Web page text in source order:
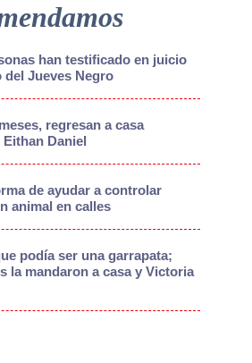
han testificado en juicio
Jueves Negro
regresan a casa
Daniel
de ayudar a controlar
animal en calles
podía ser una garrapata;
la mandaron a casa y Victoria